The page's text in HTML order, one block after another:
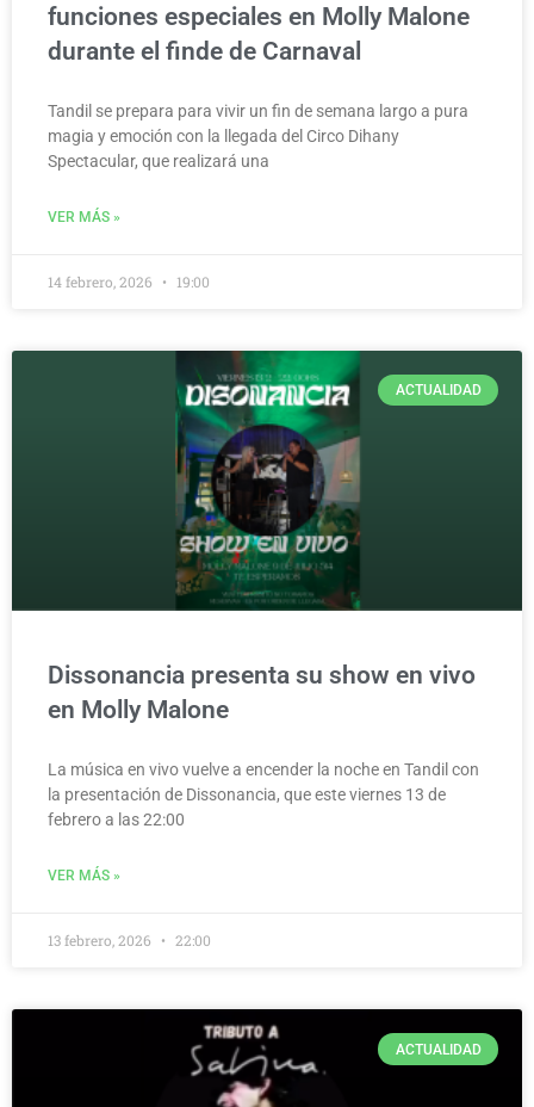
funciones especiales en Molly Malone
durante el finde de Carnaval
Tandil se prepara para vivir un fin de semana largo a pura
magia y emoción con la llegada del Circo Dihany
Spectacular, que realizará una
VER MÁS »
14 febrero, 2026 19:00
ACTUALIDAD
Dissonancia presenta su show en vivo
en Molly Malone
La música en vivo vuelve a encender la noche en Tandil con
la presentación de Dissonancia, que este viernes 13 de
febrero a las 22:00
VER MÁS »
13 febrero, 2026 22:00
ACTUALIDAD